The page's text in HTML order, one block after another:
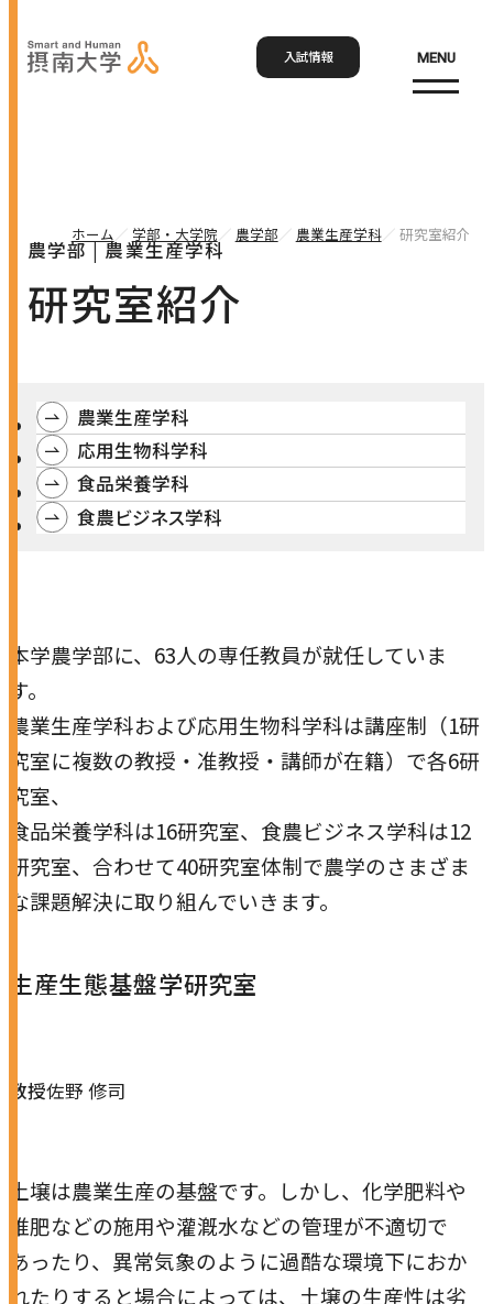
MENU
入試情報
ホーム
大学紹介
学びの特色
キャンパス・施設紹介
各種取り組み
設置認可・届出関係
学部・大学院
学部・大学院トップ
学部
経済学部
経営学部
現代社会学部
理工学部
薬学部
法学研究科
国際言語文化研究科
研究・社会連携
キャンパスライフ
証明書発行、手続き
学費・奨学金
ボランティア
就職・キャリア
就職・キャリア
キャリア支援
インターンシップ
就職支援独自プログラム
採用ご担当の方へ
国際交流
グローバルセンター
留学プログラム
危機管理対応
ホーム 学部・大学院 農学部 農業生産学科 研究室紹介
農学部 | 農業生産学科
研究室紹介
農業生産学科
応用生物科学科
食品栄養学科
食農ビジネス学科
本学農学部に、63人の専任教員が就任していま
す。
農業生産学科および応用生物科学科は講座制（1研
究室に複数の教授・准教授・講師が在籍）で各6研
究室、
食品栄養学科は16研究室、食農ビジネス学科は12
研究室、合わせて40研究室体制で農学のさまざま
な課題解決に取り組んでいきます。
生産生態基盤学研究室
教授佐野 修司
土壌は農業生産の基盤です。しかし、化学肥料や
堆肥などの施用や灌漑水などの管理が不適切で
あったり、異常気象のように過酷な環境下におか
れたりすると場合によっては、土壌の生産性は劣